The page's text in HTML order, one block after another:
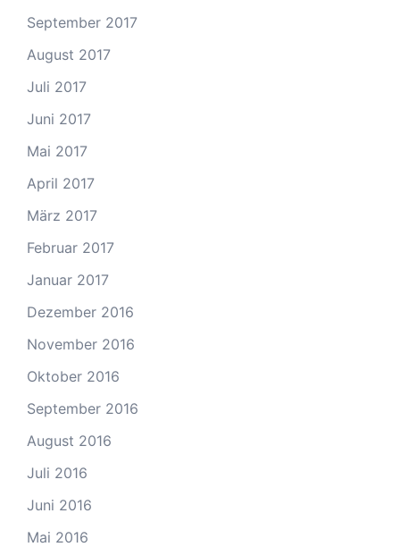
September 2017
August 2017
Juli 2017
Juni 2017
Mai 2017
April 2017
März 2017
Februar 2017
Januar 2017
Dezember 2016
November 2016
Oktober 2016
September 2016
August 2016
Juli 2016
Juni 2016
Mai 2016